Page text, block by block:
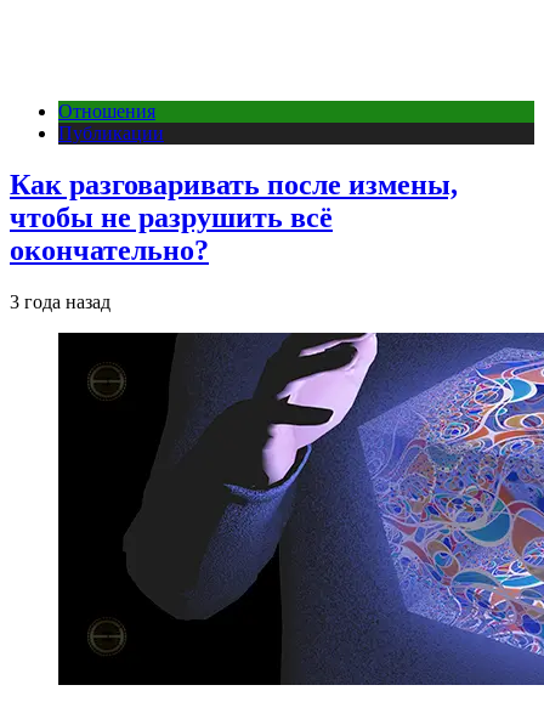
Отношения
Публикации
Как разговаривать после измены,
чтобы не разрушить всё
окончательно?
3 года назад